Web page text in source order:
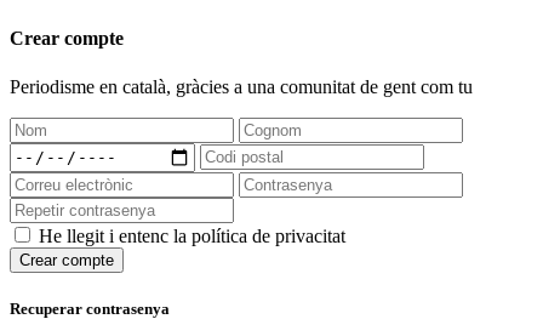
Crear compte
Periodisme en català, gràcies a una comunitat de gent com tu
He llegit i entenc la política de privacitat
Crear compte
Recuperar contrasenya